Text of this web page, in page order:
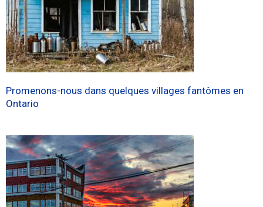
Promenons-nous dans quelques villages fantômes en
Ontario